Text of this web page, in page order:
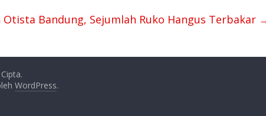
Otista Bandung, Sejumlah Ruko Hangus Terbakar
WordPress.